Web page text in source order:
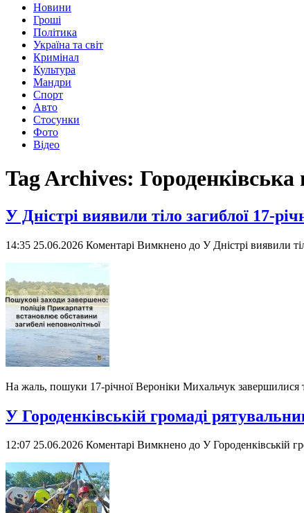
Новини
Гроші
Політика
Україна та світ
Кримінал
Культура
Мандри
Спорт
Авто
Стосунки
Фото
Відео
Tag Archives: Городенківська
У Дністрі виявили тіло загиблої 17-
14:35 25.06.2026 Коментарі Вимкнено до У Дністрі виявили
На жаль, пошуки 17-річної Вероніки Михальчук завершилися
У Городенківській громаді
12:07 25.06.2026 Коментарі Вимкнено до У Городенківській